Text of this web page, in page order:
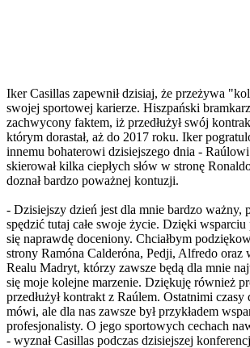
Iker Casillas zapewnił dzisiaj, że przeżywa
swojej sportowej karierze. Hiszpański
zachwycony faktem, iż przedłużył swój
którym dorastał, aż do 2017 roku. Iker
innemu bohaterowi dzisiejszego dnia -
skierował kilka ciepłych słów w stronę
doznał bardzo poważnej kontuzji.
- Dzisiejszy dzień jest dla mnie bardzo ważny,
spędzić tutaj całe swoje życie. Dzięki wsparciu
się naprawdę doceniony. Chciałbym
strony Ramóna Calderóna, Pedji, Alfredo
Realu Madryt, którzy zawsze będą dla mnie
się moje kolejne marzenie. Dziękuję również
przedłużył kontrakt z Raúlem. Ostatnimi czasy
mówi, ale dla nas zawsze był przykładem
profesjonalisty. O jego sportowych cechach
- wyznał Casillas podczas dzisiejszej